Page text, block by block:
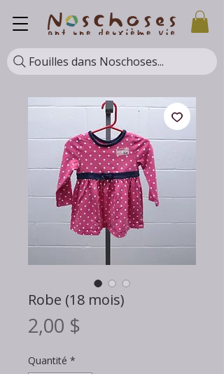
Fouilles dans Noschoses...
Robe (18 mois)
2,00 $
Quantité *